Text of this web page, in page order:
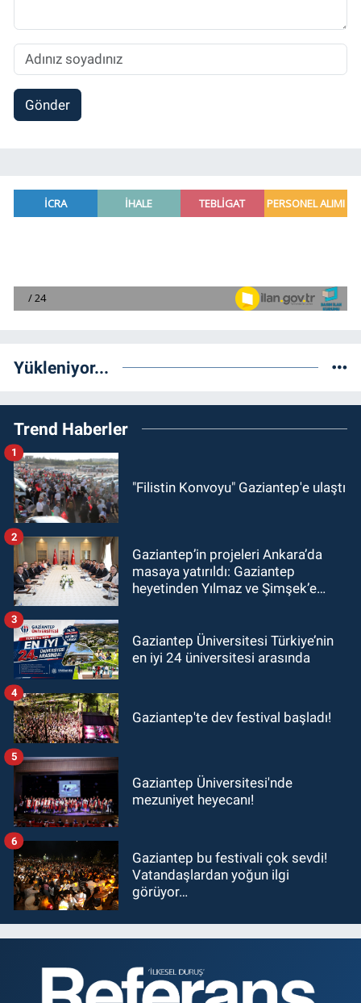
Gönder
Yükleniyor...
Trend Haberler
"Filistin Konvoyu" Gaziantep'e ulaştı
1
Gaziantep’in projeleri Ankara’da
masaya yatırıldı: Gaziantep
heyetinden Yılmaz ve Şimşek’e
2
Gaziantep Üniversitesi Türkiye’nin
en iyi 24 üniversitesi arasında
3
Gaziantep'te dev festival başladı!
4
Gaziantep Üniversitesi'nde
mezuniyet heyecanı!
5
Gaziantep bu festivali çok sevdi!
Vatandaşlardan yoğun ilgi
görüyor…
6